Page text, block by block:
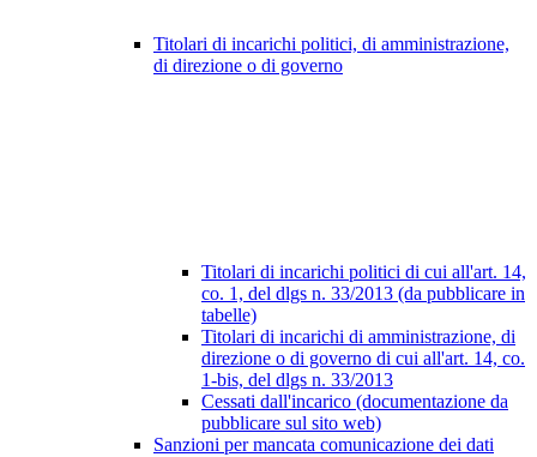
Titolari di incarichi politici, di amministrazione,
di direzione o di governo
Titolari di incarichi politici di cui all'art. 14,
co. 1, del dlgs n. 33/2013 (da pubblicare in
tabelle)
Titolari di incarichi di amministrazione, di
direzione o di governo di cui all'art. 14, co.
1-bis, del dlgs n. 33/2013
Cessati dall'incarico (documentazione da
pubblicare sul sito web)
Sanzioni per mancata comunicazione dei dati